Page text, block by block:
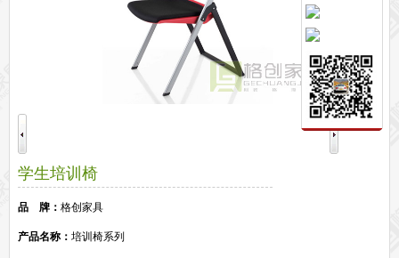
间隔柜 矮柜 实木文件柜
钢制文件柜
培训桌
公共区域家具系列
高铁车站候车椅
他们正在使用格创家具
学生培训椅
品 牌： 格创家具
产品名称： 培训椅系列